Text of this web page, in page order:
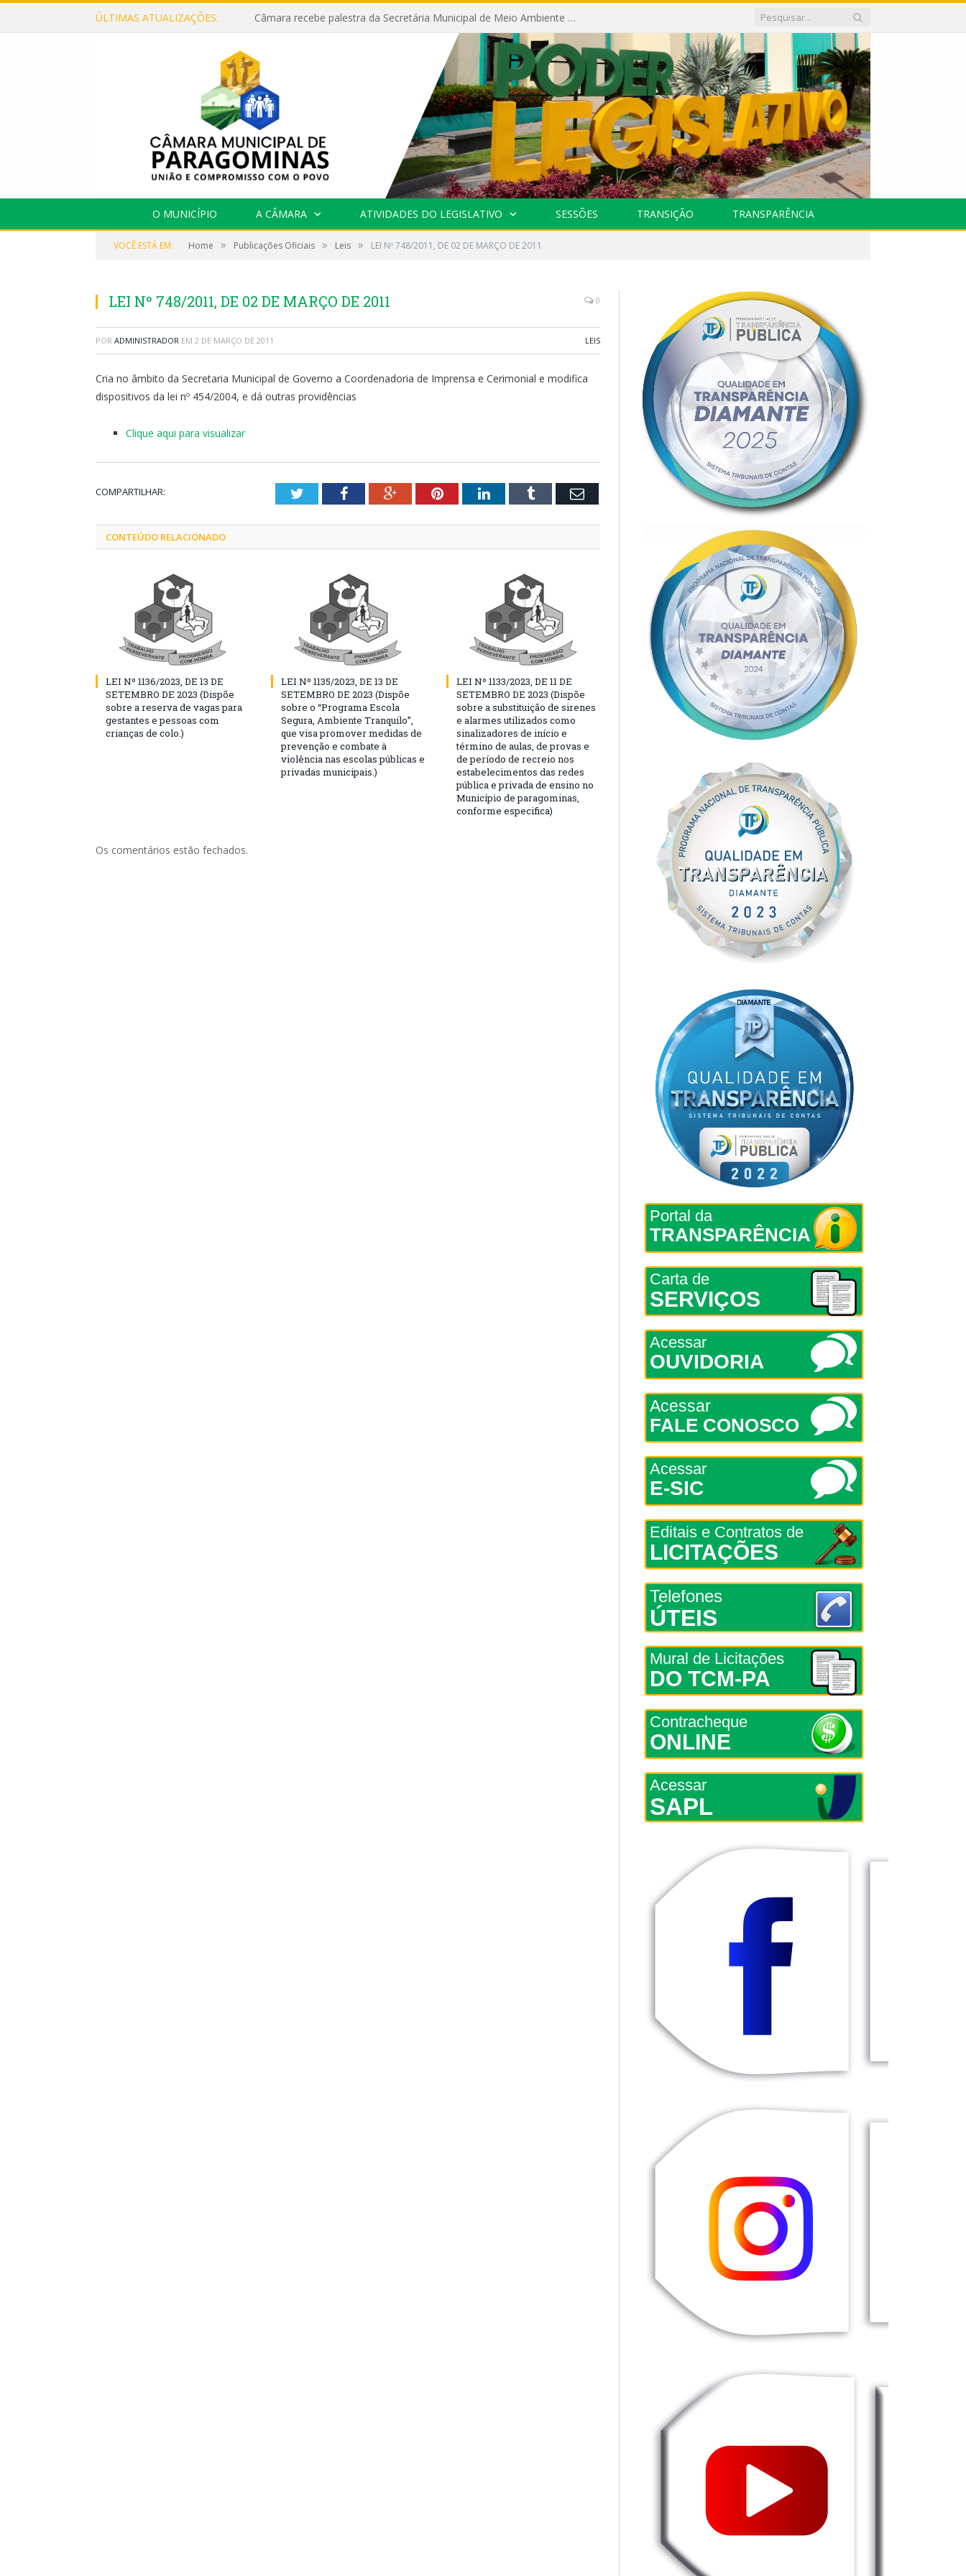
ÚLTIMAS ATUALIZAÇÕES: Câmara recebe palestra da Secretária Municipal de Meio Ambiente sobre as ações da “SEMANA DO MEIO AMBIENTE”
O MUNICÍPIO A CÂMARA ATIVIDADES DO LEGISLATIVO SESSÕES TRANSIÇÃO TRANSPARÊNCIA
VOCÊ ESTÁ EM: Home » Publicações Oficiais » Leis » LEI Nº 748/2011, DE 02 DE MARÇO DE 2011
LEI Nº 748/2011, DE 02 DE MARÇO DE 2011 0
POR ADMINISTRADOR EM 2 DE MARÇO DE 2011 LEIS
Cria no âmbito da Secretaria Municipal de Governo a Coordenadoria de Imprensa e Cerimonial e modifica
dispositivos da lei nº 454/2004, e dá outras providências
Clique aqui para visualizar
COMPARTILHAR: TwitterFacebookGoogle+PinterestLinkedInTumblr Email
CONTEÚDO RELACIONADO
LEI Nº 1136/2023, DE 13 DE
SETEMBRO DE 2023 (Dispõe
sobre a reserva de vagas para
gestantes e pessoas com
crianças de colo.)
LEI Nº 1135/2023, DE 13 DE
SETEMBRO DE 2023 (Dispõe
sobre o “Programa Escola
Segura, Ambiente Tranquilo”,
que visa promover medidas de
prevenção e combate à
violência nas escolas públicas e
privadas municipais.)
LEI Nº 1133/2023, DE 11 DE
SETEMBRO DE 2023 (Dispõe
sobre a substituição de sirenes
e alarmes utilizados como
sinalizadores de início e
término de aulas, de provas e
de período de recreio nos
estabelecimentos das redes
pública e privada de ensino no
Município de paragominas,
conforme especifica)
Os comentários estão fechados.
Portal da
TRANSPARÊNCIA
Carta de
SERVIÇOS
Acessar
OUVIDORIA
Acessar
FALE CONOSCO
Acessar
E-SIC
Editais e Contratos de
LICITAÇÕES
Telefones
ÚTEIS
Mural de Licitações
DO TCM-PA
Contracheque
ONLINE
Acessar
SAPL